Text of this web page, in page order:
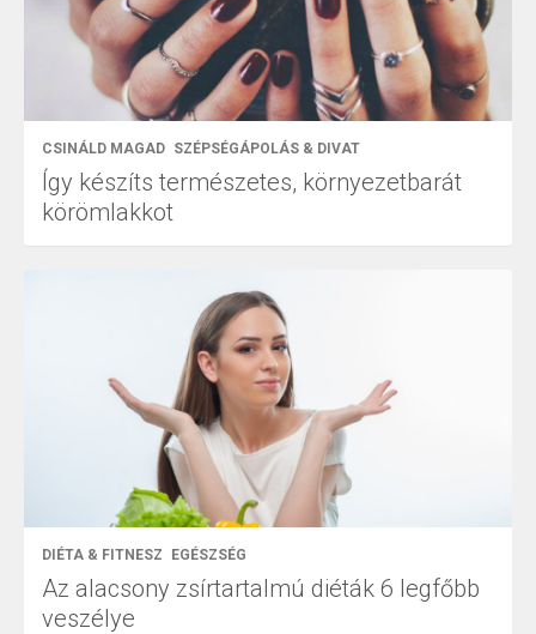
CSINÁLD MAGAD SZÉPSÉGÁPOLÁS & DIVAT
Így készíts természetes, környezetbarát
körömlakkot
DIÉTA & FITNESZ EGÉSZSÉG
Az alacsony zsírtartalmú diéták 6 legfőbb
veszélye